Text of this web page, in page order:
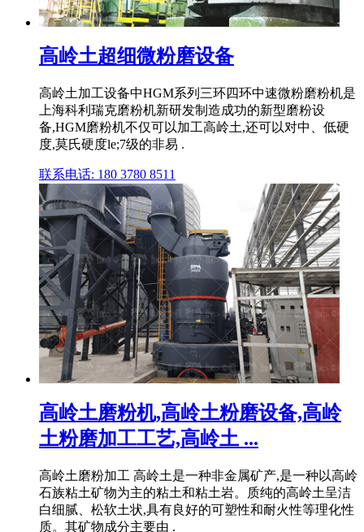
高岭土超细微粉磨设备
高岭土加工设备中HGM系列三环四环中速微粉磨粉机是
上海科利瑞克磨粉机新研发制造成功的新型磨粉设
备,HGM磨粉机不仅可以加工高岭土,还可以对中、低硬
度,莫氏硬度le;7级的非易 .
联系电话: 180 3780 8511
高岭土磨粉机,高岭土粉磨设备,高岭
土粉磨加工工艺,高岭土 ...
高岭土磨粉加工 高岭土是一种非金属矿产,是一种以高岭
石族粘土矿物为主的粘土和粘土岩。质纯的高岭土呈洁
白细腻、松软土状,具有良好的可塑性和耐火性等理化性
质。其矿物成分主要由 .